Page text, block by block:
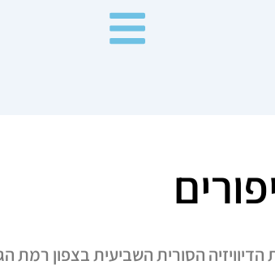
את הדיוויזיה הסורית השביעית בצפון